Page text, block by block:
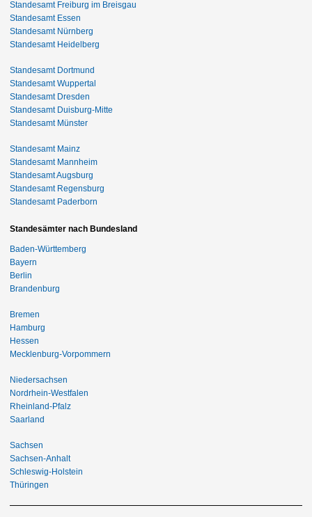
Standesamt Freiburg im Breisgau
Standesamt Essen
Standesamt Nürnberg
Standesamt Heidelberg
Standesamt Dortmund
Standesamt Wuppertal
Standesamt Dresden
Standesamt Duisburg-Mitte
Standesamt Münster
Standesamt Mainz
Standesamt Mannheim
Standesamt Augsburg
Standesamt Regensburg
Standesamt Paderborn
Standesämter nach Bundesland
Baden-Württemberg
Bayern
Berlin
Brandenburg
Bremen
Hamburg
Hessen
Mecklenburg-Vorpommern
Niedersachsen
Nordrhein-Westfalen
Rheinland-Pfalz
Saarland
Sachsen
Sachsen-Anhalt
Schleswig-Holstein
Thüringen